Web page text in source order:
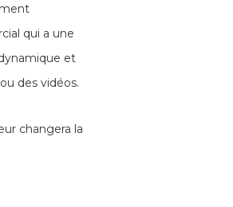
qui a une
et
des vidéos.
changera la